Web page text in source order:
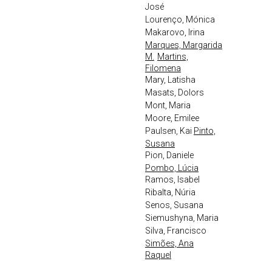
José
Lourenço, Mónica
Makarovo, Irina
Marques, Margarida
M.
Martins,
Filomena
Mary, Latisha
Masats, Dolors
Mont, Maria
Moore, Emilee
Paulsen, Kai Pinto,
Susana
Pion, Daniele
Pombo, Lúcia
Ramos, Isabel
Ribalta, Núria
Senos, Susana
Siemushyna, Maria
Silva, Francisco
Simões, Ana
Raquel